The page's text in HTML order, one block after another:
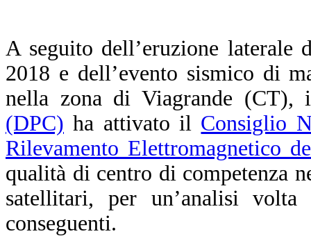
A seguito dell’eruzione
2018 e dell’evento sismico di
nella zona di Viagrande
(DPC) ha attivato il Consiglio
Rilevamento Elettromagnetico
qualità di centro di competenza
satellitari, per un’analisi
conseguenti.